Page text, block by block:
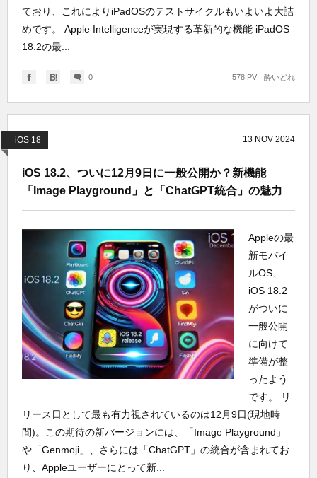
ており、これによりiPadOSのテストサイクルもいよいよ大詰
めです。 Apple Intelligenceが実現する革新的な機能 iPadOS
18.2の最...
0 酔いどれ
578 PV
iOS 18 13 NOV 2024
iOS 18.2、ついに12月9日に一般公開か？新機能
「Image Playground」と「ChatGPT統合」の魅力
Appleの最
新モバイ
ルOS、
iOS 18.2
がついに
一般公開
に向けて
準備が整
ったよう
です。 リ
リース日として最も有力視されているのは12月9日(現地時
間)。この期待の新バージョンには、「Image Playground」
や「Genmoji」、さらには「ChatGPT」の統合が含まれてお
り、Appleユーザーにとって新...